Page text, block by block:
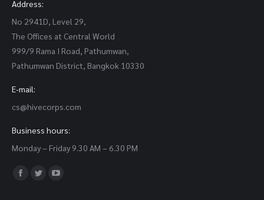
Address:
No 2941D, Level 29,
The Offices at Central World
999/9 Rama I Road, Pathumwan,
Pathumwan District, Bangkok 10330
E-mail:
cs@hivecorps.com
Business hours:
Monday – Friday 9.30 AM – 6.30 PM
Find us on:
Facebook
Twitter